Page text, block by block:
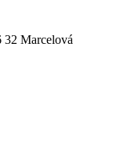
32 Marcelová